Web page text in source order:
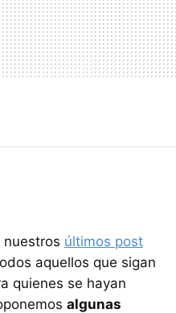
nuestros últimos post
aquellos que sigan
quienes se hayan
algunas